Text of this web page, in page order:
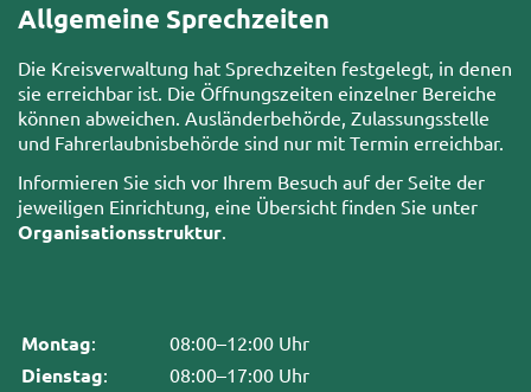
Allgemeine Sprechzeiten
Die Kreisverwaltung hat Sprechzeiten festgelegt, in denen
sie erreichbar ist. Die Öffnungszeiten einzelner Bereiche
können abweichen. Ausländerbehörde, Zulassungsstelle
und Fahrerlaubnisbehörde sind nur mit Termin erreichbar.
Informieren Sie sich vor Ihrem Besuch auf der Seite der
jeweiligen Einrichtung, eine Übersicht finden Sie unter
Organisationsstruktur.
Montag: 08:00–12:00 Uhr
Dienstag: 08:00–17:00 Uhr